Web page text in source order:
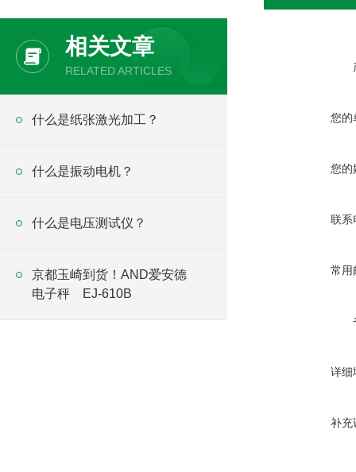
您的
您的
联系
常用
详细
补充
相关文章
RELATED ARTICLES
什么是纸张激光加工？
什么是振动电机？
什么是电压测试仪？
京都玉崎到货！AND爱安德
电子秤 EJ-610B